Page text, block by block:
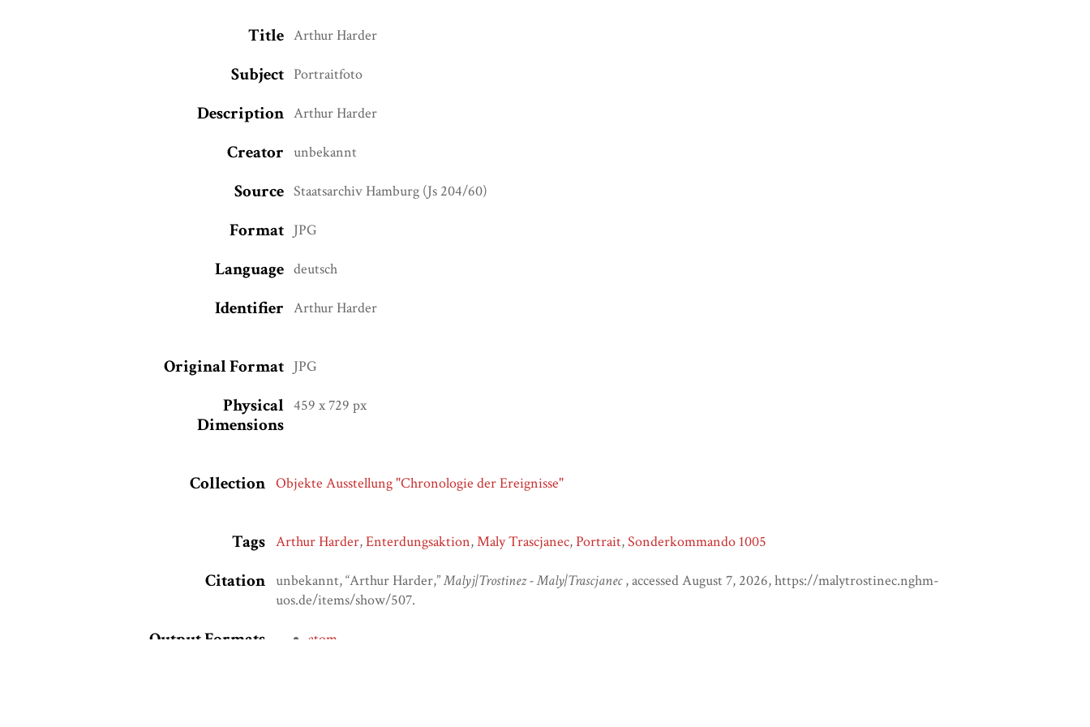
Title Arthur Harder
Subject Portraitfoto
Description Arthur Harder
Creator unbekannt
Source Staatsarchiv Hamburg (Js 204/60)
Format JPG
Language deutsch
Identifier Arthur Harder
Original Format JPG
Physical
Dimensions
459 x 729 px
Collection Objekte Ausstellung "Chronologie der Ereignisse"
Tags Arthur Harder,Enterdungsaktion,Maly Trascjanec,Portrait,Sonderkommando 1005
Citation unbekannt, “Arthur Harder,”Malyj|Trostinez - Maly|Trascjanec, accessed August 7, 2026,https://malytrostinec.nghm-
uos.de/items/show/507.
Output Formats
atom